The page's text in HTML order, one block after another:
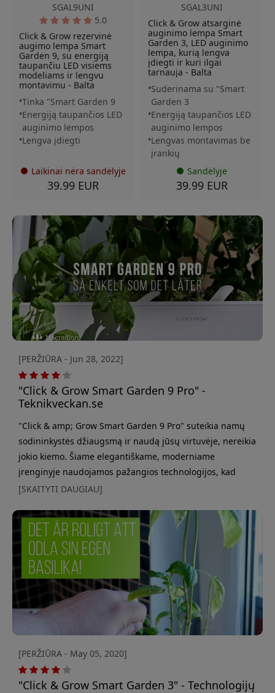
SGAL9UNI
5.0
Click & Grow rezervinė
augimo lempa Smart
Garden 9, su energiją
taupančiu LED visiems
modeliams ir lengvu
montavimu - Balta
Tinka "Smart Garden 9
Energiją taupančios LED
auginimo lempos
Lengva įdiegti
Laikinai nėra sandėlyje
39.99 EUR
SGAL3UNI
Click & Grow atsarginė
auginimo lempa Smart
Garden 3, LED auginimo
lempa, kurią lengva
įdiegti ir kuri ilgai
tarnauja - Balta
Suderinama su "Smart
Garden 3
Energiją taupančios LED
auginimo lempos
Lengvas montavimas be
įrankių
Sandėlyje
39.99 EUR
[PERŽIŪRA - Jun 28, 2022]
"Click & Grow Smart Garden 9 Pro" -
Teknikveckan.se
"Click & amp; Grow Smart Garden 9 Pro" suteikia namų
sodininkystės džiaugsmą ir naudą jūsų virtuvėje, nereikia
jokio kiemo. Šiame elegantiškame, moderniame
įrenginyje naudojamos pažangios technologijos, kad
auginti šviežias prieskonines žoleles ir daržoves būtų
tereikia sujungti kelias dalis, įdėti iš anksto pasėtas
ankštis ir leisti išmaniajam sodui daryti stebuklus. Kartu
įdiegta mobili
[SKAITYTI DAUGIAU]
[PERŽIŪRA - May 05, 2020]
"Click & Grow Smart Garden 3" - Technologijų